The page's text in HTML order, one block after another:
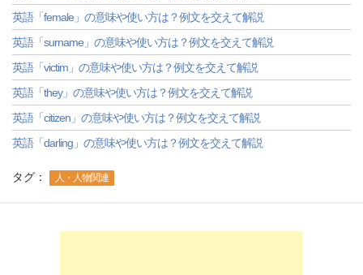
英語「female」の意味や使い方は？例文を交えて解説
英語「surname」の意味や使い方は？例文を交えて解説
英語「victim」の意味や使い方は？例文を交えて解説
英語「they」の意味や使い方は？例文を交えて解説
英語「citizen」の意味や使い方は？例文を交えて解説
英語「darling」の意味や使い方は？例文を交えて解説
タグ： 人・人物関連